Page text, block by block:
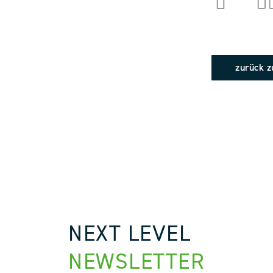
zurück
NEXT LEVEL
NEWSLETTER